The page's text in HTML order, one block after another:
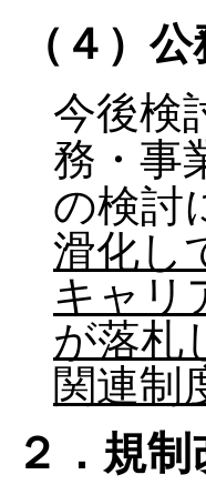
（４）
今後検
務・事
の検討
滑化し
キャリ
が落札
関連制
２．規